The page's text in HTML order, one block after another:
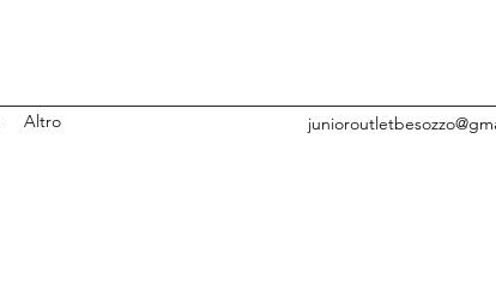
Altro